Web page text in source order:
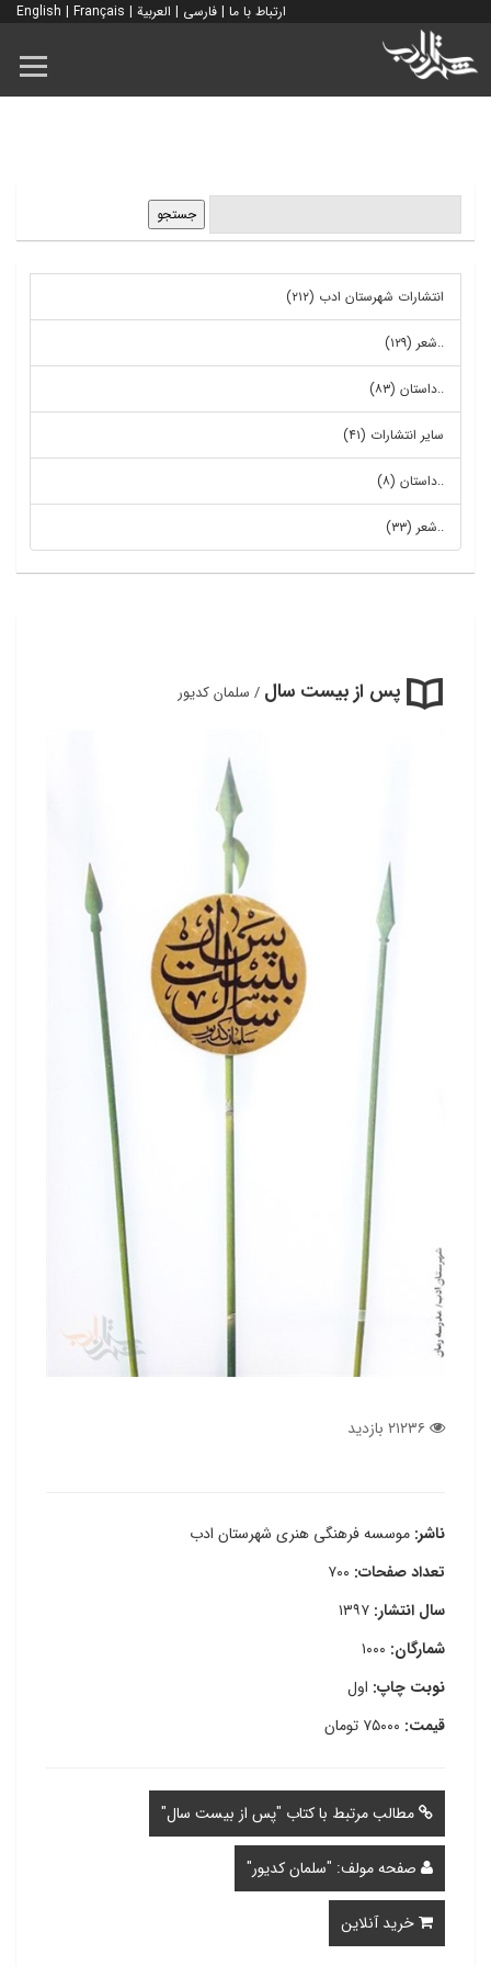
ارتباط با ما | فارسی | العربية |
English | Français
انتشارات شهرستان ادب (۲۱۲)
..شعر (۱۲۹)
..داستان (۸۳)
سایر انتشارات (۴۱)
..داستان (۸)
..شعر (۳۳)
پس از بیست سال / سلمان کدیور
۲۱۲۳۶ بازدید
ناشر: موسسه فرهنگی هنری شهرستان ادب
تعداد صفحات: ۷۰۰
سال انتشار: ۱۳۹۷
شمارگان: ۱۰۰۰
نوبت چاپ: اول
قیمت: ۷۵۰۰۰ تومان
مطالب مرتبط با کتاب "پس از بیست سال"
صفحه مولف: "سلمان کدیور"
خرید آنلاین